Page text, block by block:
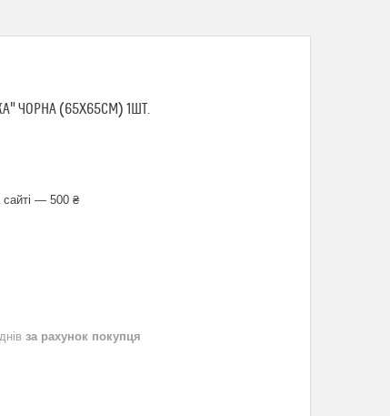
ЧОРНА (65Х65СМ) 1ШТ.
сайті — 500 ₴
за рахунок покупця